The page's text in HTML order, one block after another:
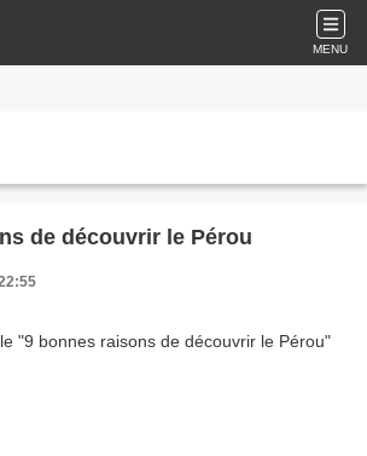
MENU
de découvrir le Pérou